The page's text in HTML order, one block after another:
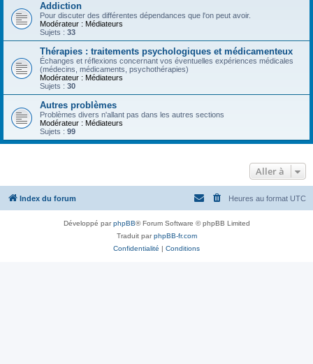
Addiction
Pour discuter des différentes dépendances que l'on peut avoir.
Modérateur : Médiateurs
Sujets : 33
Thérapies : traitements psychologiques et médicamenteux
Échanges et réflexions concernant vos éventuelles expériences médicales
(médecins, médicaments, psychothérapies)
Modérateur : Médiateurs
Sujets : 30
Autres problèmes
Problèmes divers n'allant pas dans les autres sections
Modérateur : Médiateurs
Sujets : 99
Aller à
Index du forum Heures au format UTC
Développé parphpBB® Forum Software © phpBB Limited
Traduit parphpBB-fr.com
Confidentialité | Conditions